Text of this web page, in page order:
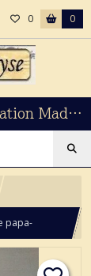
0 0
Atelier de broderie machine & Fabrication Made In France
papa-